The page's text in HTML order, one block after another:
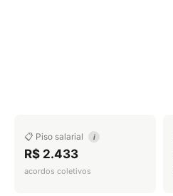
📋 Piso salarial i
R$ 2.433
acordos coletivos